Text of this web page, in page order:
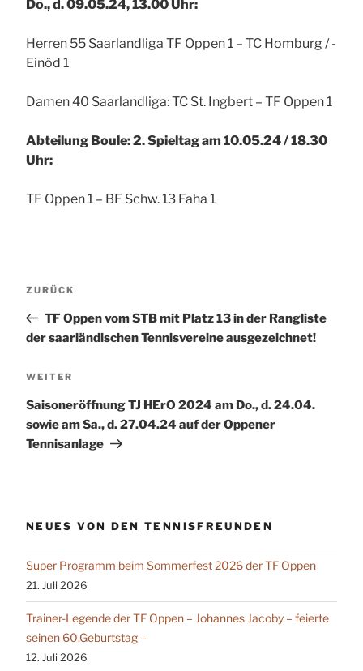
Do., d. 09.05.24, 13.00 Uhr:
Herren 55 Saarlandliga TF Oppen 1 – TC Homburg / -
Einöd 1
Damen 40 Saarlandliga: TC St. Ingbert – TF Oppen 1
Abteilung Boule: 2. Spieltag am 10.05.24 / 18.30
Uhr:
TF Oppen 1 – BF Schw. 13 Faha 1
Vorheriger
ZURÜCK
TF Oppen vom STB mit Platz 13 in der Rangliste
der saarländischen Tennisvereine ausgezeichnet!
Nächster
WEITER
Saisoneröffnung TJ HErO 2024 am Do., d. 24.04.
sowie am Sa., d. 27.04.24 auf der Oppener
Tennisanlage
NEUES VON DEN TENNISFREUNDEN
Super Programm beim Sommerfest 2026 der TF Oppen
21. Juli 2026
Trainer-Legende der TF Oppen – Johannes Jacoby – feierte
seinen 60.Geburtstag –
12. Juli 2026